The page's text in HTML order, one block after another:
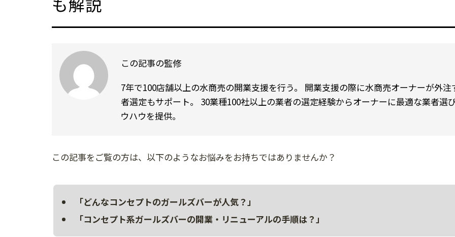
この記事の監修
7年で100店舗以上の水商売の開業支援を行う。 開業支援の際に水商売オーナーが外注
者選定もサポート。 30業種100社以上の業者の選定経験からオーナーに最適な業者選
ウハウを提供。
この記事をご覧の方は、以下のようなお悩みをお持ちではありませんか？
「どんなコンセプトのガールズバーが人気？」
「コンセプト系ガールズバーの開業・リニューアルの手順は？」